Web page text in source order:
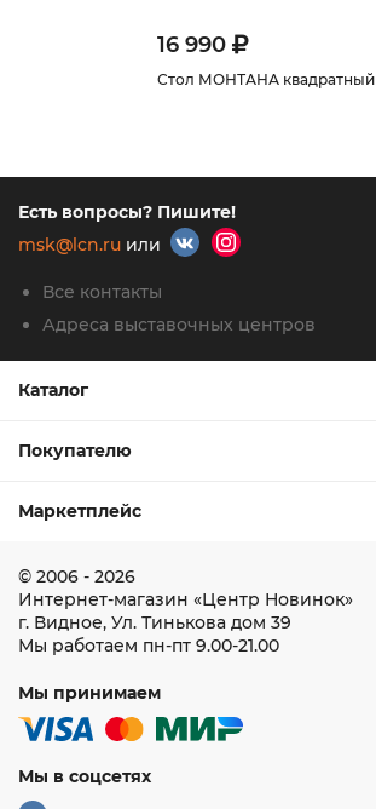
16 990
Стол МОНТАНА квадратный
Есть вопросы? Пишите!
msk@lcn.ru или
Все контакты
Адреса выставочных центров
Каталог
Покупателю
Маркетплейс
© 2006 - 2026
Интернет-магазин «Центр Новинок»
г. Видное, Ул. Тинькова дом 39
Мы работаем пн-пт 9.00-21.00
Мы принимаем
Мы в соцсетях